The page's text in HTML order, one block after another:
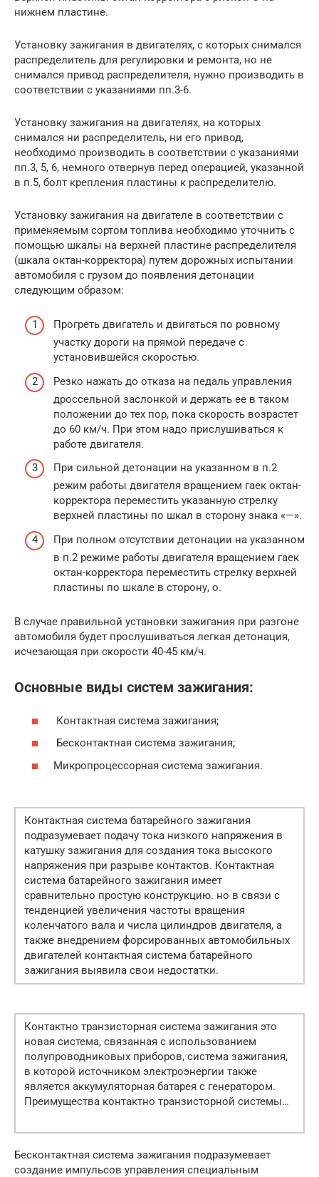
нижнем пластине.
Установку зажигания в двигателях, с которых снимался
распределитель для регулировки и ремонта, но не
снимался привод распределителя, нужно производить в
соответствии с указаниями пп.3-6.
Установку зажигания на двигателях, на которых
снимался ни распределитель, ни его привод,
необходимо производить в соответствии с указаниями
пп.3, 5, 6, немного отвернув перед операцией, указанной
в п.5, болт крепления пластины к распределителю.
Установку зажигания на двигателе в соответствии с
применяемым сортом топлива необходимо уточнить с
помощью шкалы на верхней пластине распределителя
(шкала октан-корректора) путем дорожных испытании
автомобиля с грузом до появления детонации
следующим образом:
Прогреть двигатель и двигаться по ровному
участку дороги на прямой передаче с
установившейся скоростью.
Резко нажать до отказа на педаль управления
дроссельной заслонкой и держать ее в таком
положении до тех пор, пока скорость возрастет
до 60 км/ч. При этом надо прислушиваться к
работе двигателя.
При сильной детонации на указанном в п.2
режим работы двигателя вращением гаек октан-
корректора переместить указанную стрелку
верхней пластины по шкал в сторону знака «—».
При полном отсутствии детонации на указанном
в п.2 режиме работы двигателя вращением гаек
октан-корректора переместить стрелку верхней
пластины по шкале в сторону, о.
В случае правильной установки зажигания при разгоне
автомобиля будет прослушиваться легкая детонация,
исчезающая при скорости 40-45 км/ч.
Основные виды систем зажигания:
Контактная система зажигания;
Бесконтактная система зажигания;
Микропроцессорная система зажигания.
Контактная система батарейного зажигания
подразумевает подачу тока низкого напряжения в
катушку зажигания для создания тока высокого
напряжения при разрыве контактов. Контактная
система батарейного зажигания имеет
сравнительно простую конструкцию. но в связи с
тенденцией увеличения частоты вращения
коленчатого вала и числа цилиндров двигателя, а
также внедрением форсированных автомобильных
двигателей контактная система батарейного
зажигания выявила свои недостатки.
Контактно транзисторная система зажигания это
новая система, связанная с использованием
полупроводниковых приборов, система зажигания,
в которой источником электроэнергии также
является аккумуляторная батарея с генератором.
Преимущества контактно транзисторной системы…
Бесконтактная система зажигания подразумевает
создание импульсов управления специальным